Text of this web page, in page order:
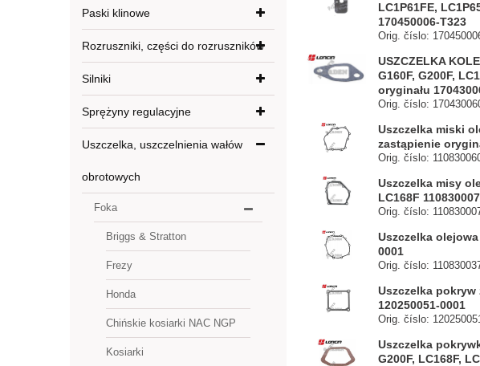
Paski klinowe
Rozruszniki, części do rozruszników
Silniki
Sprężyny regulacyjne
Uszczelka, uszczelnienia wałów
obrotowych
Foka
Briggs & Stratton
Frezy
Honda
Chińskie kosiarki NAC NGP
Kosiarki
LC1P61FE,
170450006-T323
Orig. číslo:
USZCZELKA
G160F, G200F,
oryginału
Orig. číslo:
Uszczelka miski
zastąpienie
Orig. číslo:
Uszczelka misy
LC168F
Orig. číslo:
Uszczelka
0001
Orig. číslo:
Uszczelka pokryw
120250051-0001
Orig. číslo:
Uszczelka
G200F, LC168F,